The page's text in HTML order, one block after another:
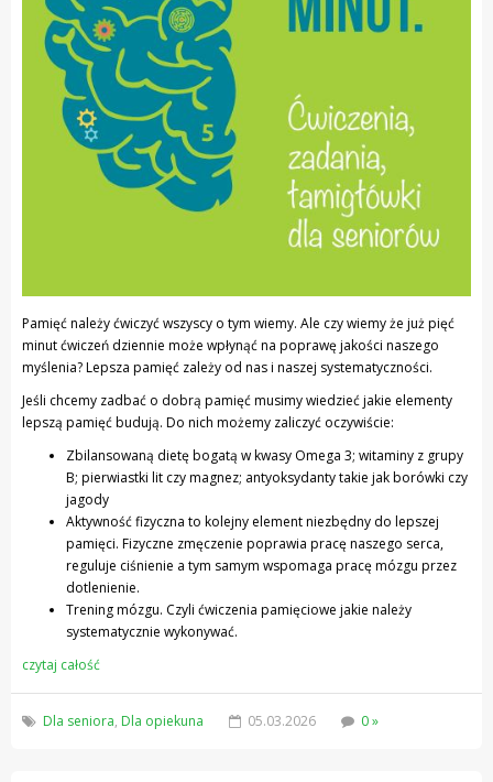
Pamięć należy ćwiczyć wszyscy o tym wiemy. Ale czy wiemy że już pięć
minut ćwiczeń dziennie może wpłynąć na poprawę jakości naszego
myślenia? Lepsza pamięć zależy od nas i naszej systematyczności.
Jeśli chcemy zadbać o dobrą pamięć musimy wiedzieć jakie elementy
lepszą pamięć budują. Do nich możemy zaliczyć oczywiście:
Zbilansowaną dietę bogatą w kwasy Omega 3; witaminy z grupy
B; pierwiastki lit czy magnez; antyoksydanty takie jak borówki czy
jagody
Aktywność fizyczna to kolejny element niezbędny do lepszej
pamięci. Fizyczne zmęczenie poprawia pracę naszego serca,
reguluje ciśnienie a tym samym wspomaga pracę mózgu przez
dotlenienie.
Trening mózgu. Czyli ćwiczenia pamięciowe jakie należy
systematycznie wykonywać.
czytaj całość
Dla seniora, Dla opiekuna 05.03.2026 0 »